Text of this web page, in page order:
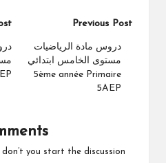
Post
navigation
Previous Post
دروس مادة الرياضيات
مستوى الخامس ابتدائي
5ème année Primaire
5AEP
you start the discussion?